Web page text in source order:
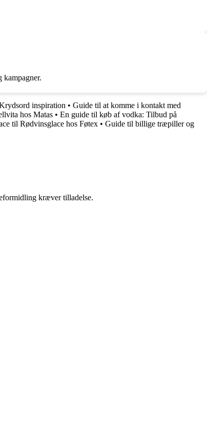
kampagner.
inspiration • Guide til at komme i kontakt med
hos Matas • En guide til køb af vodka: Tilbud på
til Rødvinsglace hos Føtex • Guide til billige træpiller og
kræver tilladelse.